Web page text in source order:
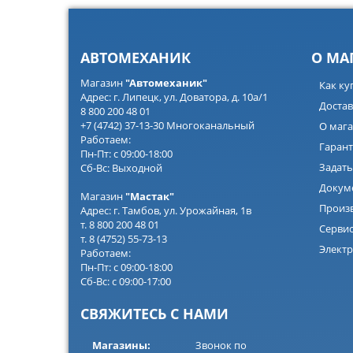
АВТОМЕХАНИК
Магазин"Автомеханик"
Адрес: г. Липецк, ул. Доватора, д. 10а/1
8 800 200 48 01
+7 (4742) 37-13-30 Многоканальный
Работаем:
Пн-Пт: с 09:00-18:00
Сб-Вс: Выходной
Магазин "Мастак"
Адрес: г. Тамбов, ул. Урожайная, 1в
т. 8 800 200 48 01
т. 8 (4752) 55-73-13
Работаем:
Пн-Пт: с 09:00-18:00
Сб-Вс: с 09:00-17:00
СВЯЖИТЕСЬ С НАМИ
Магазины: Звонок по
О
Как
О
Сервис